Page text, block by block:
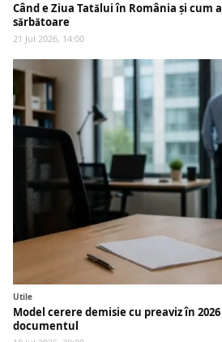
Când e Ziua Tatălui în România și cum
sărbătoare
21 Jul 2026, 14:00
Utile
Model cerere demisie cu preaviz în
documentul